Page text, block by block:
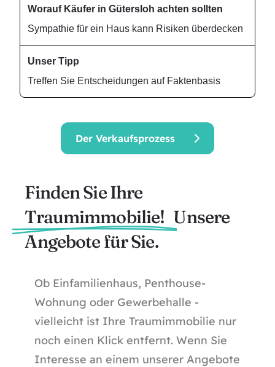
Sympathie für ein Haus kann Risiken überdecken
Treffen Sie Entscheidungen auf Faktenbasis
Der Verkaufsprozess
Finden Sie Ihre
Traumimmobilie! Unsere
Angebote für Sie.
Ob Einfamilienhaus, Penthouse-
Wohnung oder Gewerbehalle -
vielleicht ist Ihre Traumimmobilie nur
noch einen Klick entfernt. Wenn Sie
Interesse an einem unserer Angebote